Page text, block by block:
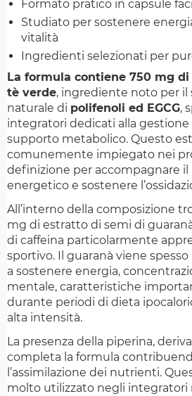
Formato pratico in capsule
Studiato per sostenere
vitalità
Ingredienti selezionati per
La formula contiene 750 mg
tè verde, ingrediente noto per
naturale di polifenoli ed EGCG,
integratori dedicati alla gestione
supporto metabolico. Questo
comunemente impiegato nei
definizione per accompagnare
energetico e sostenere
All’interno della composizione
mg di estratto di semi di
di caffeina particolarmente
sportivo. Il guaranà viene
a sostenere energia,
mentale, caratteristiche
durante periodi di dieta
alta intensità.
La presenza della piperina,
completa la formula
l’assimilazione dei nutrienti.
molto utilizzato negli integratori